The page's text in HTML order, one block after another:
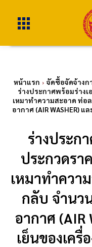
หน้าแรก จัดซื้อจัดจ้างก
ร่างประกาศพร้อมร่าง
เหมาทำความสะอาด ท่อ
อากาศ (AIR WASHER)
ร่างประก
ประกวดรา
เหมาทำควา
กลับ จำนว
อากาศ (AIR
เย็นของเครื่